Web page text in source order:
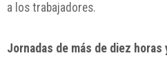
a los trabajadores.
Jornadas de más de diez horas